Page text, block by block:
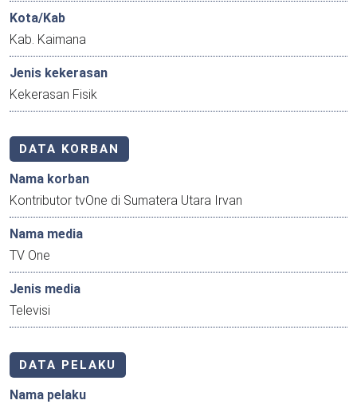
Kota/Kab
Kab. Kaimana
Jenis kekerasan
Kekerasan Fisik
DATA KORBAN
Nama korban
Kontributor tvOne di Sumatera Utara Irvan
Nama media
TV One
Jenis media
Televisi
DATA PELAKU
Nama pelaku